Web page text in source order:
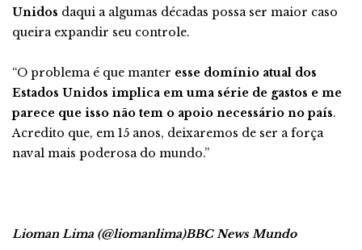
Unidos daqui a algumas décadas possa ser maior caso
queira expandir seu controle.
“O problema é que manter esse domínio atual dos
Estados Unidos implica em uma série de gastos e me
parece que isso não tem o apoio necessário no país.
Acredito que, em 15 anos, deixaremos de ser a força
naval mais poderosa do mundo.”
Lioman Lima (@liomanlima)BBC News Mundo